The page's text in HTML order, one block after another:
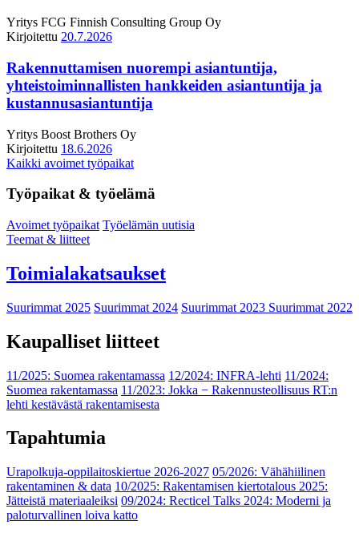
Yritys FCG Finnish Consulting Group Oy
Kirjoitettu 20.7.2026
Rakennuttamisen nuorempi asiantuntija,
yhteistoiminnallisten hankkeiden asiantuntija ja
kustannusasiantuntija
Yritys Boost Brothers Oy
Kirjoitettu 18.6.2026
Kaikki avoimet työpaikat
Työpaikat & työelämä
Avoimet työpaikat Työelämän uutisia
Teemat & liitteet
Toimialakatsaukset
Suurimmat 2025 Suurimmat 2024 Suurimmat 2023 Suurimmat 2022
Kaupalliset liitteet
11/2025: Suomea rakentamassa 12/2024: INFRA-lehti 11/2024:
Suomea rakentamassa 11/2023: Jokka − Rakennusteollisuus RT:n
lehti kestävästä rakentamisesta
Tapahtumia
Urapolkuja-oppilaitoskiertue 2026-2027 05/2026: Vähähiilinen
rakentaminen & data 10/2025: Rakentamisen kiertotalous 2025:
Jätteistä materiaaleiksi 09/2024: Recticel Talks 2024: Moderni ja
paloturvallinen loiva katto